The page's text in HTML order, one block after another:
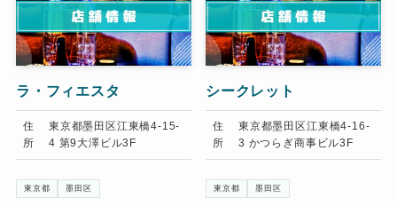
ラ・フィエスタ
住
所
東京都墨田区江東橋4-15-
4 第9大澤ビル3F
東京都 墨田区
シークレット
住
所
東京都墨田区江東橋4-16-
3 かつらぎ商事ビル3F
東京都 墨田区